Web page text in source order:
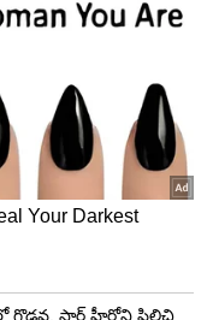
5 జాతీయ
తెలుగులో
వచ్చింది.